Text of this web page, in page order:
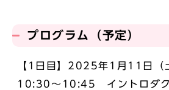
プログラム（予定）
【1日目】2025年1月11日（
10:30～10:45 イントロダク